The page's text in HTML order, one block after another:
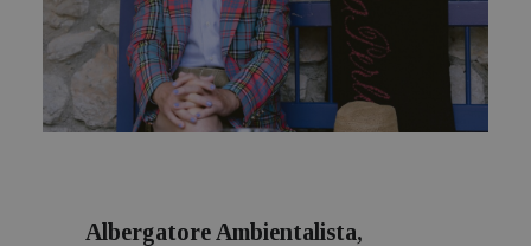
Albergatore Ambientalista,